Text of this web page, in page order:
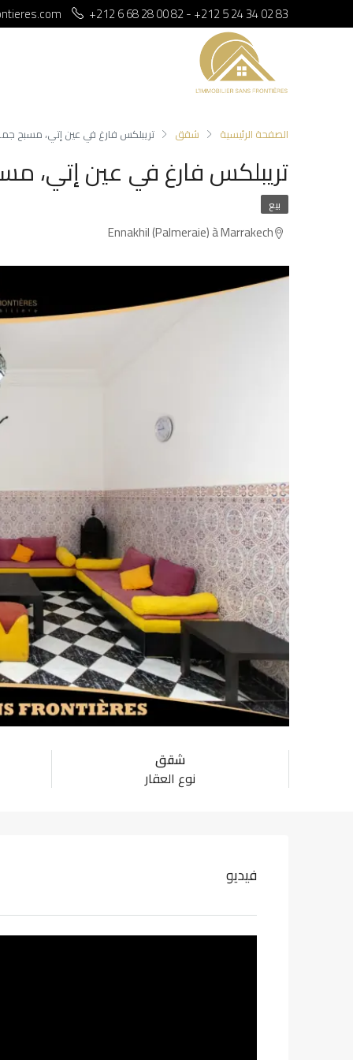
+212 6 68 28 00 82 - +212 5 24 34 02 83
الصفحة الرئيسية شقق تريبلكس فارغ في عين إتي، مسبح جماعي + 49 م²،
تريبلكس فارغ في عين إتي، مسبح جماعي +
بيع
Ennakhil (Palmeraie) à Marrakech
شقق
نوع العقار
فيديو